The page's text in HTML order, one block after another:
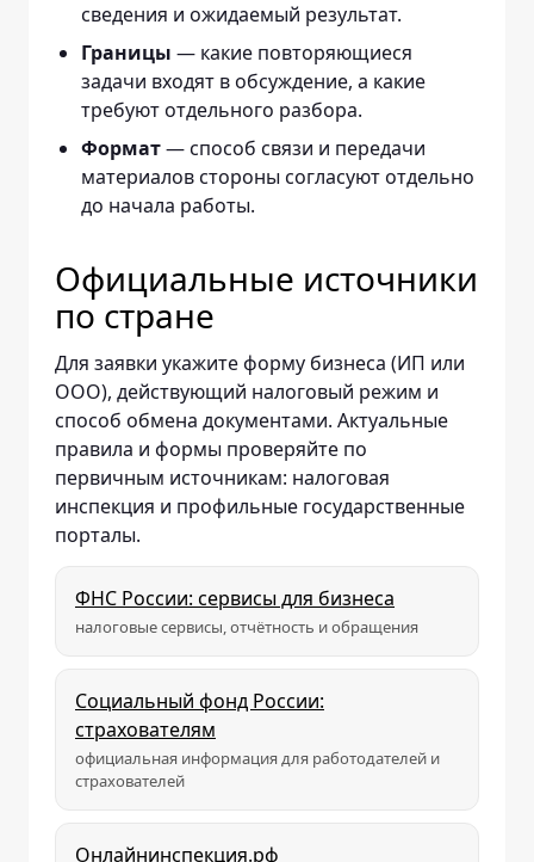
сведения и ожидаемый результат.
Границы — какие повторяющиеся
задачи входят в обсуждение, а какие
требуют отдельного разбора.
Формат— способ связи и передачи
материалов стороны согласуют отдельно
до начала работы.
Официальные источники
по стране
Для заявки укажите форму бизнеса (ИП или
ООО), действующий налоговый режим и
способ обмена документами. Актуальные
правила и формы проверяйте по
первичным источникам: налоговая
инспекция и профильные государственные
порталы.
ФНС России: сервисы для бизнеса
налоговые сервисы, отчётность и обращения
Социальный фонд России:
страхователям
официальная информация для работодателей и
страхователей
Онлайнинспекция.рф